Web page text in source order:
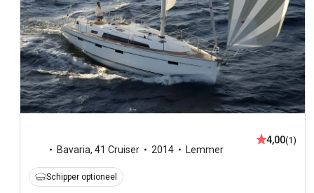
Bavaria, 41 Cruiser 2014 Lemmer
4,00(1)
Schipper optioneel